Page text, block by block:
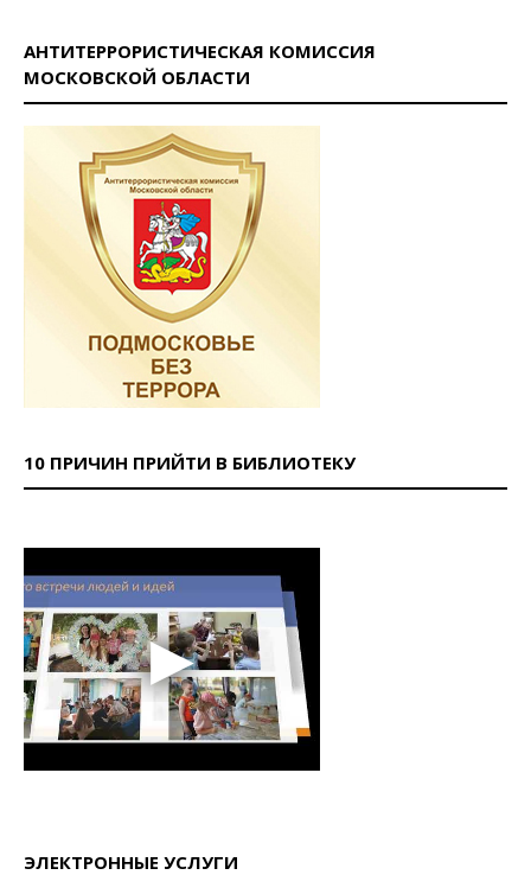
АНТИТЕРРОРИСТИЧЕСКАЯ КОМИССИЯ
МОСКОВСКОЙ ОБЛАСТИ
10 ПРИЧИН ПРИЙТИ В БИБЛИОТЕКУ
ЭЛЕКТРОННЫЕ УСЛУГИ